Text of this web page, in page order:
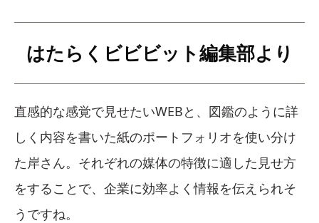
はたらくビビビット編集部より
直感的な感覚で見せたいWEBと、図鑑のように詳
しく内容を書いた紙のポートフォリオを使い分け
た岸さん。それぞれの媒体の特徴に適した見せ方
をすることで、企業に効率よく情報を伝えられそ
うですね。